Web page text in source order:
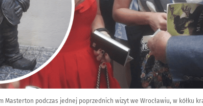
Masterton podczas jednej poprzednich wizyt we Wrocławiu, w kółku